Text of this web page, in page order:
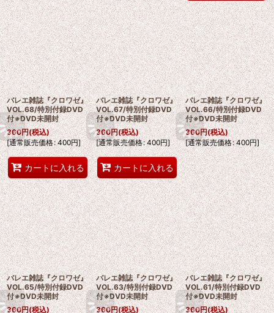
バレエ雑誌『クロワゼ』
VOL.68/特別付録DVD
付※DVD未開封
360円(税込)
[通常販売価格: 400円]
カートに入れる
バレエ雑誌『クロワゼ』
VOL.67/特別付録DVD
付※DVD未開封
360円(税込)
[通常販売価格: 400円]
カートに入れる
バレエ雑誌『クロワゼ』
VOL.66/特別付録DVD
付※DVD未開封
360円(税込)
[通常販売価格: 400円]
バレエ雑誌『クロワゼ』
VOL.65/特別付録DVD
付※DVD未開封
360円(税込)
バレエ雑誌『クロワゼ』
VOL.63/特別付録DVD
付※DVD未開封
360円(税込)
バレエ雑誌『クロワゼ』
VOL.61/特別付録DVD
付※DVD未開封
360円(税込)